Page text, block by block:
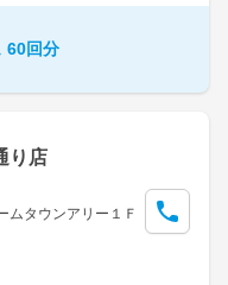
60回分
り店
ムタウンアリー１Ｆ